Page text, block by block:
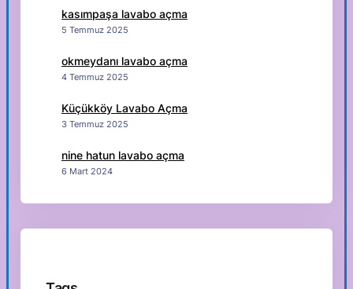
kasımpaşa lavabo açma
5 Temmuz 2025
okmeydanı lavabo açma
4 Temmuz 2025
Küçükköy Lavabo Açma
3 Temmuz 2025
nine hatun lavabo açma
6 Mart 2024